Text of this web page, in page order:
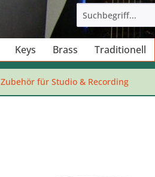
Keys Brass Traditionell
Zubehör für Studio & Recording